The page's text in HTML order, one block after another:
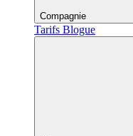
Compagnie
Tarifs Blogue